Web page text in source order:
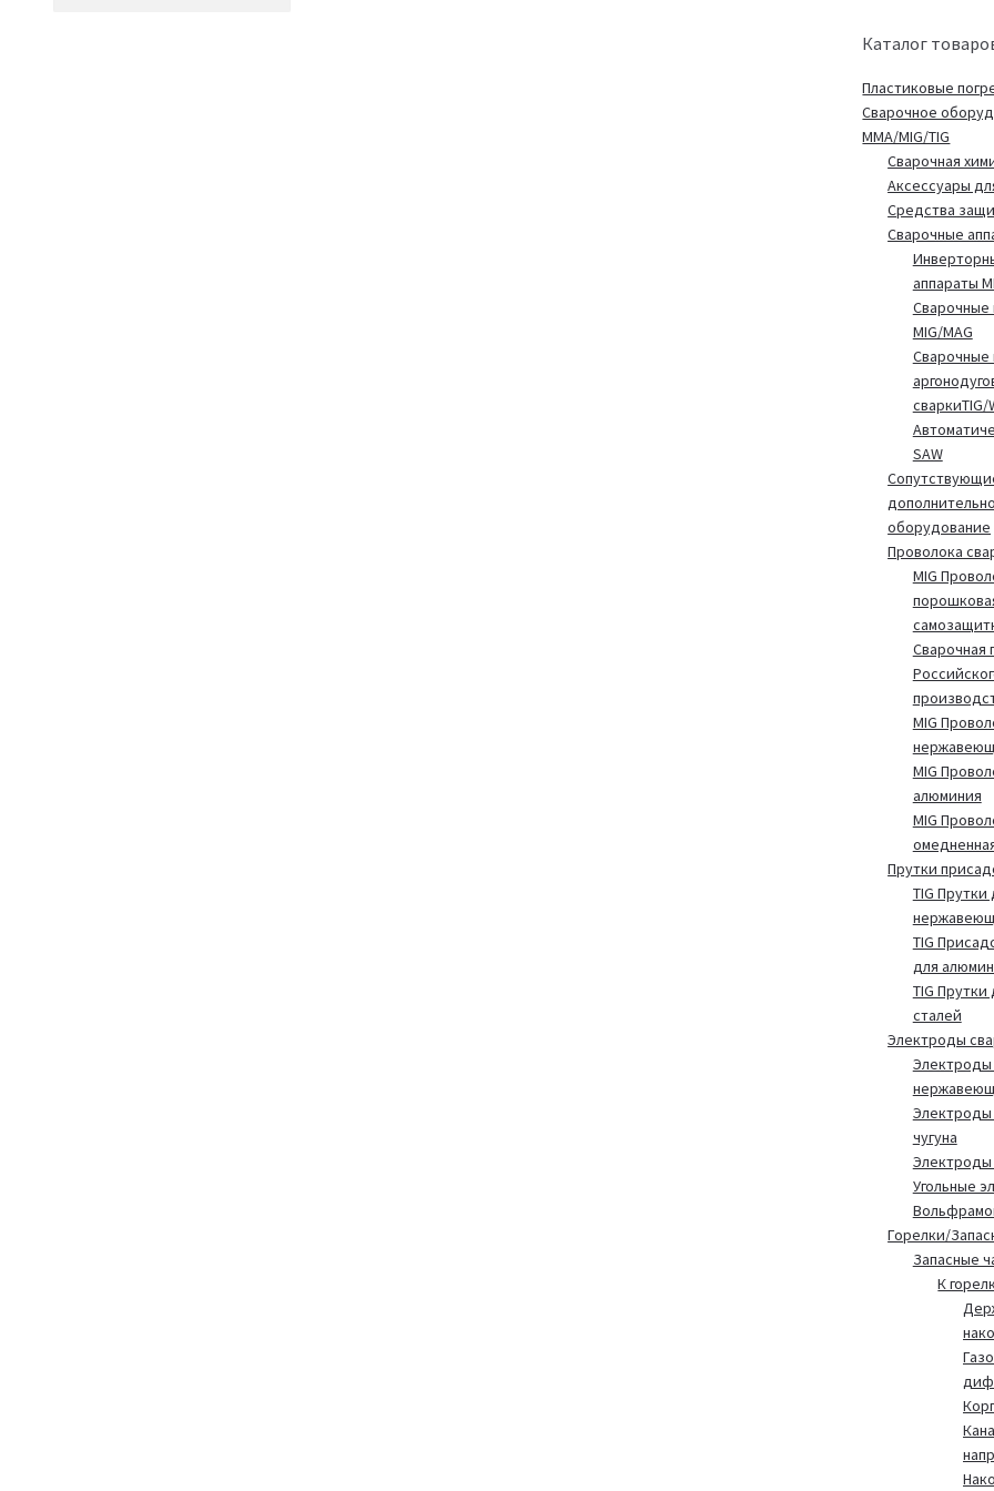
Каталог
Пластиковые
Сварочное
MMA/MIG/TIG
Сварочная
Аксессуары
Средства
Сварочные
аппараты
Сварочные
MIG/MAG
Сварочные
сваркиTIG/
SAW
оборудование
Проволока
MIG
Сварочная
MIG
MIG
алюминия
MIG
Прутки
TIG Прутки
TIG
для
TIG Прутки
сталей
Электроды
Электроды
Электроды
чугуна
Электроды
Угольные
Горелки/
Запасные
К